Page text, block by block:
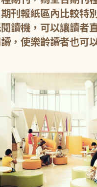
刊報紙區內比較特
讀機，可以讓讀者
，使樂齡讀者也可